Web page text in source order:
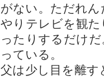
がない。ただれ
やりテレビを観
ったりするだけ
っている。
父は少し目を離